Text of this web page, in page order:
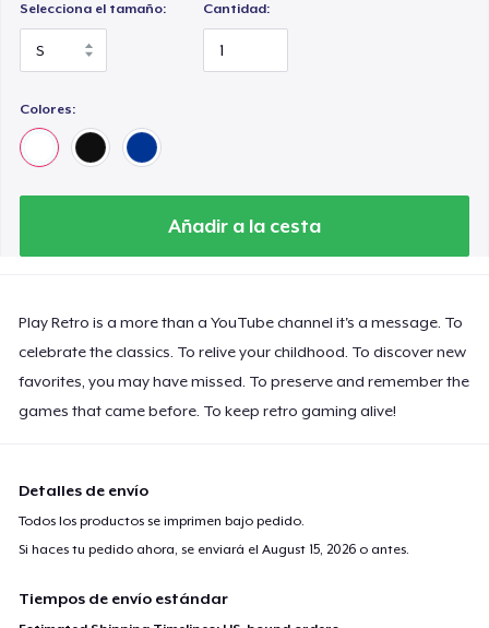
Selecciona el tamaño: Cantidad:
Colores:
Añadir a la cesta
Play Retro is a more than a YouTube channel it's a message. To
celebrate the classics. To relive your childhood. To discover new
favorites, you may have missed. To preserve and remember the
games that came before. To keep retro gaming alive!
Detalles de envío
Todos los productos se imprimen bajo pedido.
Si haces tu pedido ahora, se enviará elAugust 15, 2026 o antes.
Tiempos de envío estándar